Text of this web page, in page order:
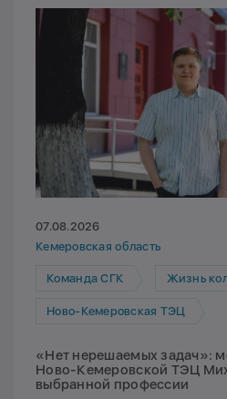
07.08.2026
Кемеровская область
Команда СГК Жизнь
Ново-Кемеровская ТЭЦ
«Нет нерешаемых задач»:
Ново-Кемеровской ТЭЦ
выбранной профессии